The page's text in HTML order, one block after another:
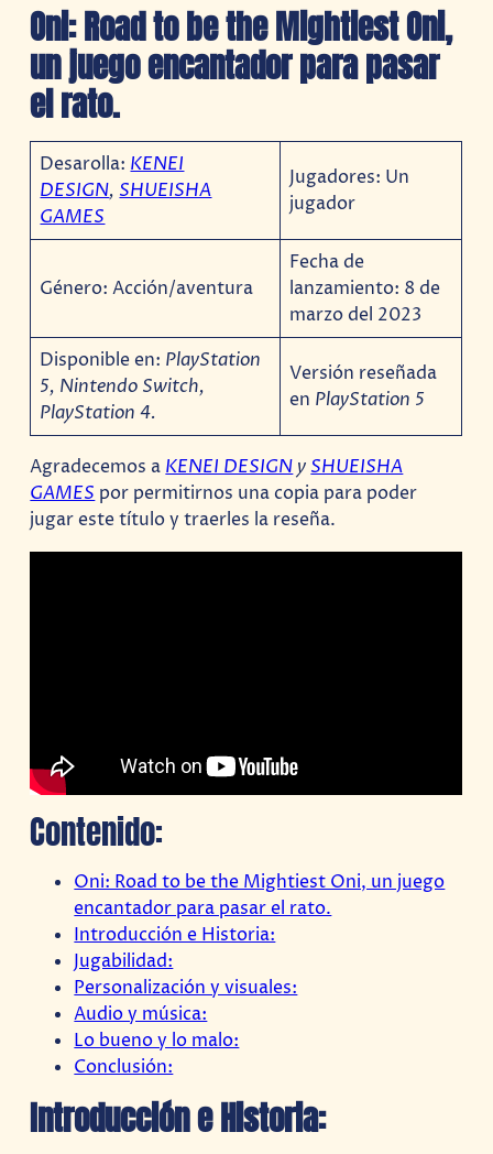
Oni: Road to be the Mightiest Oni,
un juego encantador para pasar
el rato.
Desarolla: KENEI
DESIGN, SHUEISHA
GAMES
Jugadores: Un
jugador
Género: Acción/aventura
Fecha de
lanzamiento: 8 de
marzo del 2023
Disponible en: PlayStation
5, Nintendo Switch,
PlayStation 4.
Versión reseñada
en PlayStation 5
Agradecemos a KENEI DESIGN y SHUEISHA
GAMES por permitirnos una copia para poder
jugar este título y traerles la reseña.
Contenido:
Oni: Road to be the Mightiest Oni, un juego
encantador para pasar el rato.
Introducción e Historia:
Jugabilidad:
Personalización y visuales:
Audio y música:
Lo bueno y lo malo:
Conclusión:
Introducción e Historia: